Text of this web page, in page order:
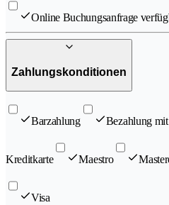
Online Buchungsanfrage
Zahlungskonditionen
Barzahlung Bezahlung
Kreditkarte Maestro
Visa